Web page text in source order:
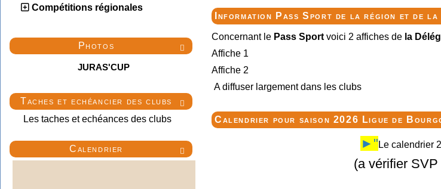
Compétitions régionales

Photos
JURAS'CUP

Taches et echéancier des clubs
Les taches et echéances des clubs

Calendrier
Information Pass Sport de la région et de la
Concernant le Pass Sport voici 2 affiches de la
Affiche 1
Affiche 2
A diffuser largement dans les clubs
Calendrier pour saison 2026 Ligue de
►" Le calendrier
(a vérifier